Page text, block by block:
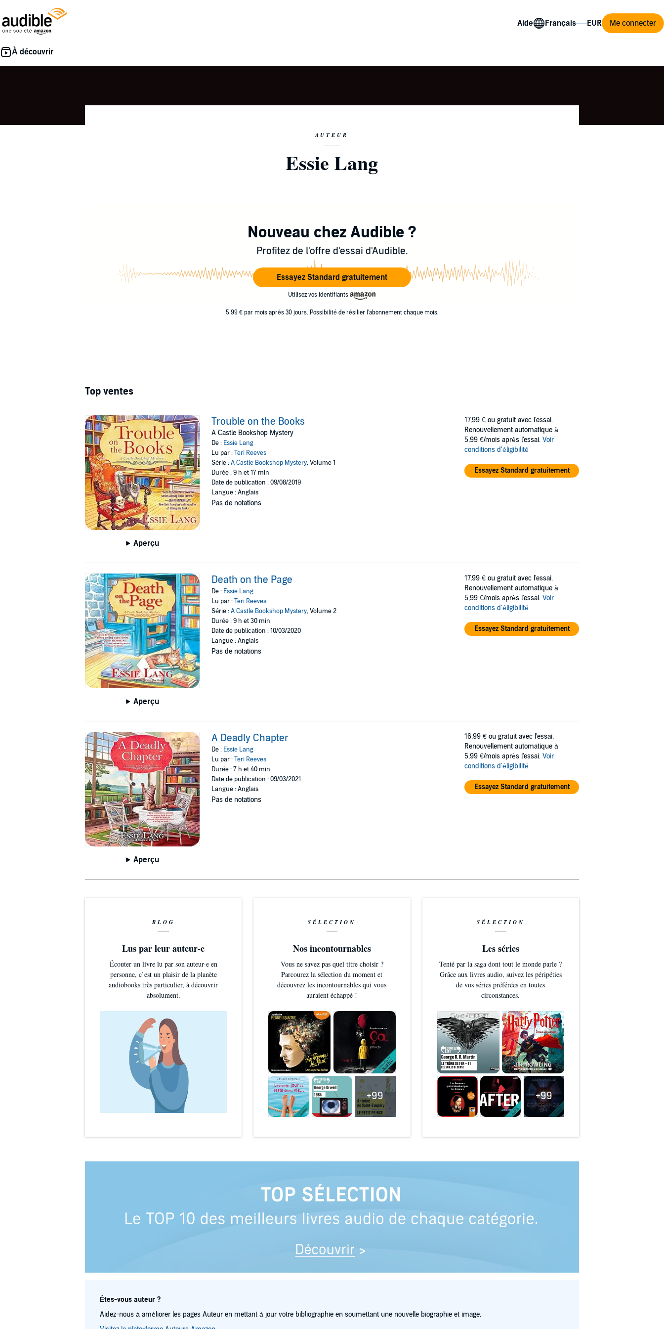
Aide Me connecter
AUTEUR
Essie Lang
Nouveau chez Audible ?
Profitez de l'offre d'essai d'Audible.
Essayez Standard gratuitement
Utilisez vos identifiants
5,99 € par mois après 30 jours. Possibilité de résilier l'abonnement chaque mois.
Top ventes
Aperçu
Trouble on the Books
A Castle Bookshop Mystery
De : Essie Lang
Lu par :Teri Reeves
Série :A Castle Bookshop Mystery, Volume 1
Durée : 9 h et 17 min
Date de publication : 09/08/2019
Langue : Anglais
Pas de notations
17,99 € ou gratuit avec l'essai.
Renouvellement automatique à
5,99 €/mois après l'essai. Voir
conditions d'éligibilité
Essayez Standard gratuitement
Aperçu
Death on the Page
De : Essie Lang
Lu par :Teri Reeves
Série :A Castle Bookshop Mystery, Volume 2
Durée : 9 h et 30 min
Date de publication : 10/03/2020
Langue : Anglais
Pas de notations
17,99 € ou gratuit avec l'essai.
Renouvellement automatique à
5,99 €/mois après l'essai. Voir
conditions d'éligibilité
Essayez Standard gratuitement
Aperçu
A Deadly Chapter
De : Essie Lang
Lu par :Teri Reeves
Durée : 7 h et 40 min
Date de publication : 09/03/2021
Langue : Anglais
Pas de notations
16,99 € ou gratuit avec l'essai.
Renouvellement automatique à
5,99 €/mois après l'essai. Voir
conditions d'éligibilité
Essayez Standard gratuitement
BLOG
Lus par leur auteur-e
Écouter un livre lu par son auteur·e en
personne, c’est un plaisir de la planète
audiobooks très particulier, à découvrir
absolument.
SÉLECTION
Nos incontournables
Vous ne savez pas quel titre choisir ?
Parcourez la sélection du moment et
découvrez les incontournables qui vous
auraient échappé !
+99
SÉLECTION
Les séries
Tenté par la saga dont tout le monde parle ?
Grâce aux livres audio, suivez les péripéties
de vos séries préférées en toutes
circonstances.
+99
Êtes-vous auteur ?
Aidez-nous à améliorer les pages Auteur en mettant à jour votre bibliographie en soumettant une nouvelle biographie et image.